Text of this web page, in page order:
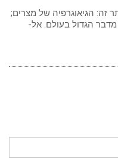
‏‏‏‏16/02/2022 ראו באתר זה: הגיאוגרפיה של מצרים;
מדבר הגדול בעולם. אל-